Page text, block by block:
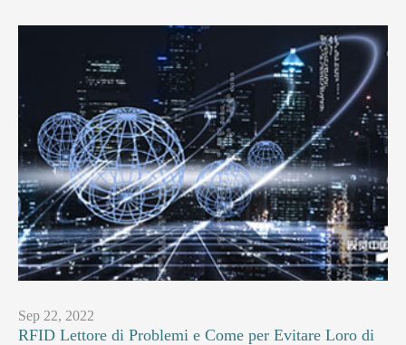
Sep 22, 2022
RFID Lettore di Problemi e Come per Evitare Loro di